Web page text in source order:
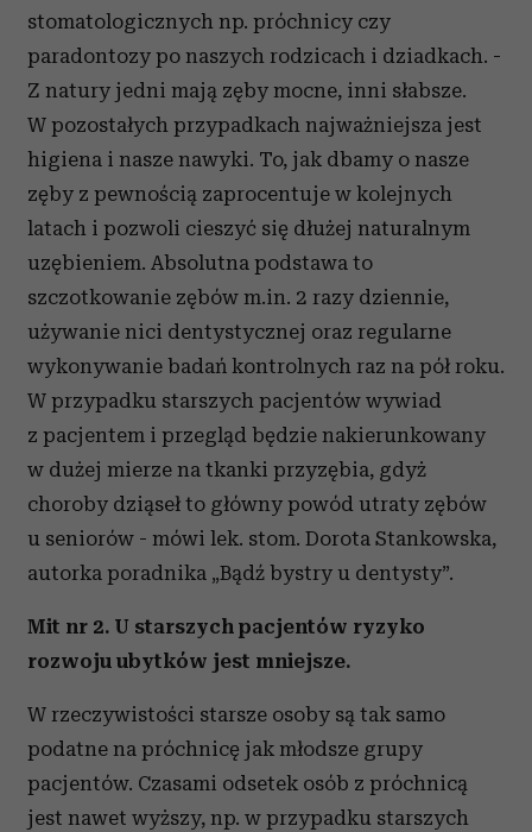
stomatologicznych np. próchnicy czy
paradontozy po naszych rodzicach i dziadkach. -
Z natury jedni mają zęby mocne, inni słabsze.
W pozostałych przypadkach najważniejsza jest
higiena i nasze nawyki. To, jak dbamy o nasze
zęby z pewnością zaprocentuje w kolejnych
latach i pozwoli cieszyć się dłużej naturalnym
uzębieniem. Absolutna podstawa to
szczotkowanie zębów m.in. 2 razy dziennie,
używanie nici dentystycznej oraz regularne
wykonywanie badań kontrolnych raz na pół roku.
W przypadku starszych pacjentów wywiad
z pacjentem i przegląd będzie nakierunkowany
w dużej mierze na tkanki przyzębia, gdyż
choroby dziąseł to główny powód utraty zębów
u seniorów - mówi lek. stom. Dorota Stankowska,
autorka poradnika „Bądź bystry u dentysty”.
Mit nr 2. U starszych pacjentów ryzyko
rozwoju ubytków jest mniejsze.
W rzeczywistości starsze osoby są tak samo
podatne na próchnicę jak młodsze grupy
pacjentów. Czasami odsetek osób z próchnicą
jest nawet wyższy, np. w przypadku starszych